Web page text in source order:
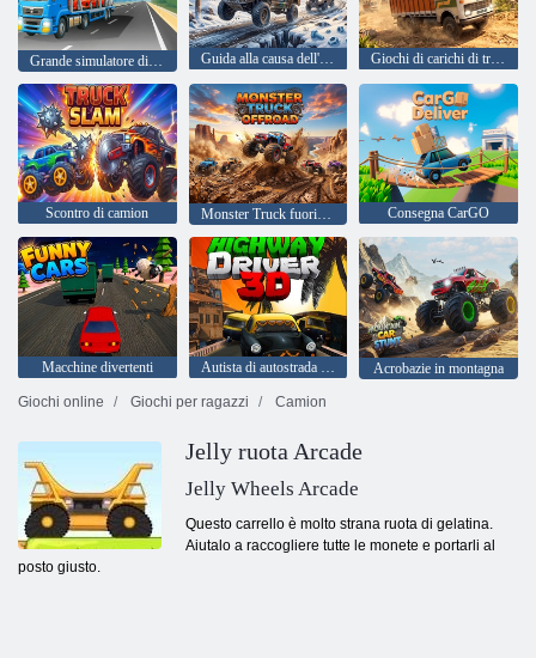
Guida alla causa dell'Alaska Giochi di carichi di trasporto di animali reali
Scontro di camion Monster Truck fuoristrada Consegna CarGO
Macchine divertenti Autista di autostrada 3D
Acrobazie in montagna
Giochi online
Giochi per ragazzi Camion
Jelly ruota Arcade
Jelly Wheels Arcade
Questo carrello è molto strana ruota di gelatina.
Aiutalo a raccogliere tutte le monete e portarli al
posto giusto.